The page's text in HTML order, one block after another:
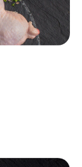
bílkoviny,